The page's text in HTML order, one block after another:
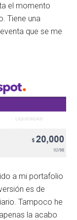
el momento
Tiene una
que se me
a mi portafolio
es de
Tampoco he
la acabo